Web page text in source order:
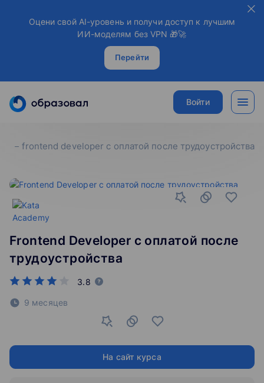
Оцени свой AI-уровень и получи доступ к лучшим
ИИ-моделям без VPN 🎁🚀
Перейти
Войти
frontend developer c оплатой после трудоустройства
Frontend Developer c оплатой после
трудоустройства
3.8
9 месяцев
На сайт курса